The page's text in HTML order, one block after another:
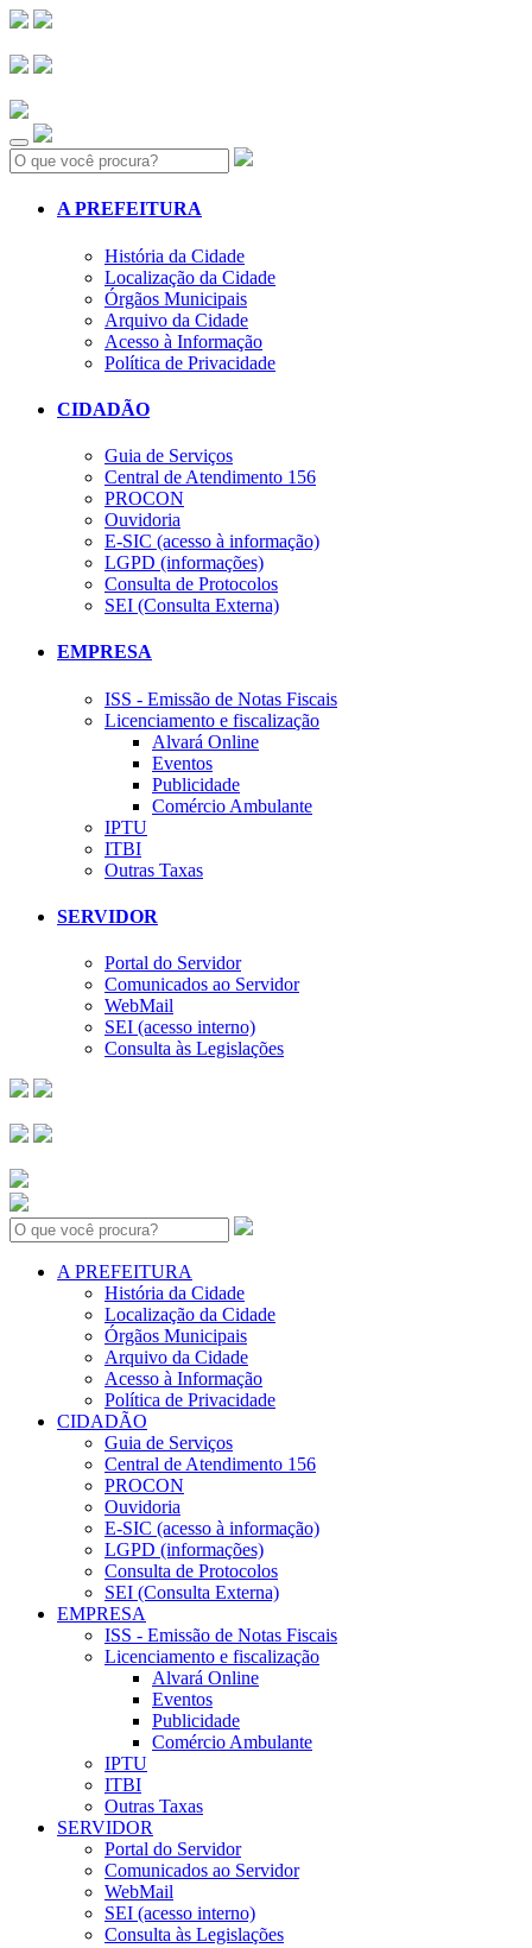
Search:
A PREFEITURA
História da Cidade
Localização da Cidade
Órgãos Municipais
Arquivo da Cidade
Acesso à Informação
Política de Privacidade
CIDADÃO
Guia de Serviços
Central de Atendimento 156
PROCON
Ouvidoria
E-SIC (acesso à informação)
LGPD (informações)
Consulta de Protocolos
SEI (Consulta Externa)
EMPRESA
ISS - Emissão de Notas Fiscais
Licenciamento e fiscalização
Alvará Online
Eventos
Publicidade
Comércio Ambulante
IPTU
ITBI
Outras Taxas
SERVIDOR
Portal do Servidor
Comunicados ao Servidor
WebMail
SEI (acesso interno)
Consulta às Legislações
Search:
A PREFEITURA
História da Cidade
Localização da Cidade
Órgãos Municipais
Arquivo da Cidade
Acesso à Informação
Política de Privacidade
CIDADÃO
Guia de Serviços
Central de Atendimento 156
PROCON
Ouvidoria
E-SIC (acesso à informação)
LGPD (informações)
Consulta de Protocolos
SEI (Consulta Externa)
EMPRESA
ISS - Emissão de Notas Fiscais
Licenciamento e fiscalização
Alvará Online
Eventos
Publicidade
Comércio Ambulante
IPTU
ITBI
Outras Taxas
SERVIDOR
Portal do Servidor
Comunicados ao Servidor
WebMail
SEI (acesso interno)
Consulta às Legislações